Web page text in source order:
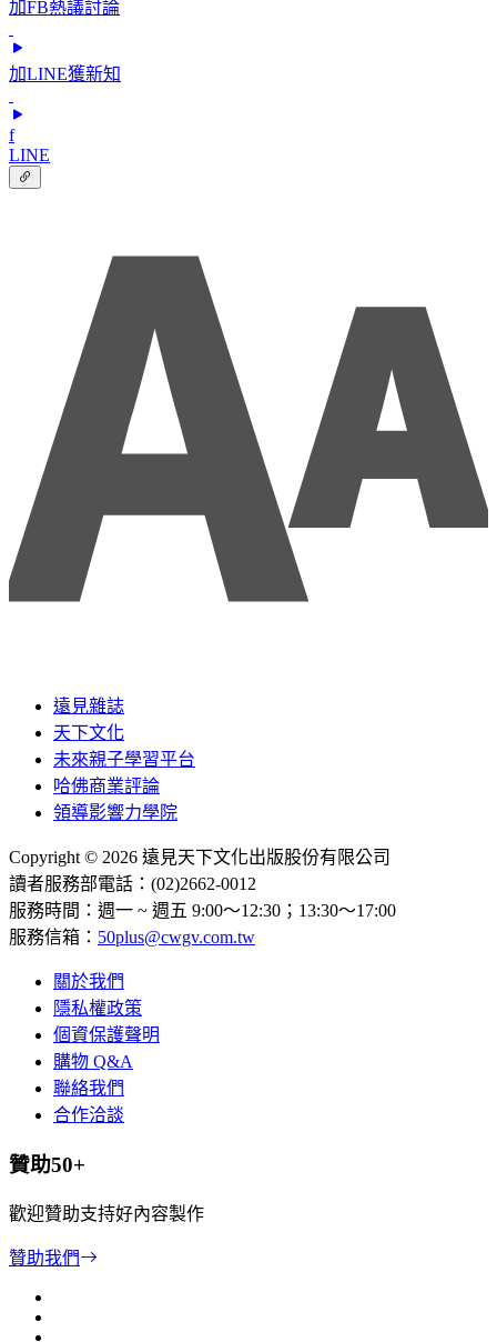
加FB熱議討論
加LINE獲新知
f
LINE
遠見雜誌
天下文化
未來親子學習平台
哈佛商業評論
領導影響力學院
Copyright © 2026 遠見天下文化出版股份有限公司
讀者服務部電話：(02)2662-0012
服務時間：週一 ~ 週五 9:00～12:30；13:30～17:00
服務信箱： 50plus@cwgv.com.tw
關於我們
隱私權政策
個資保護聲明
購物 Q&A
聯絡我們
合作洽談
贊助50+
歡迎贊助支持好內容製作
贊助我們